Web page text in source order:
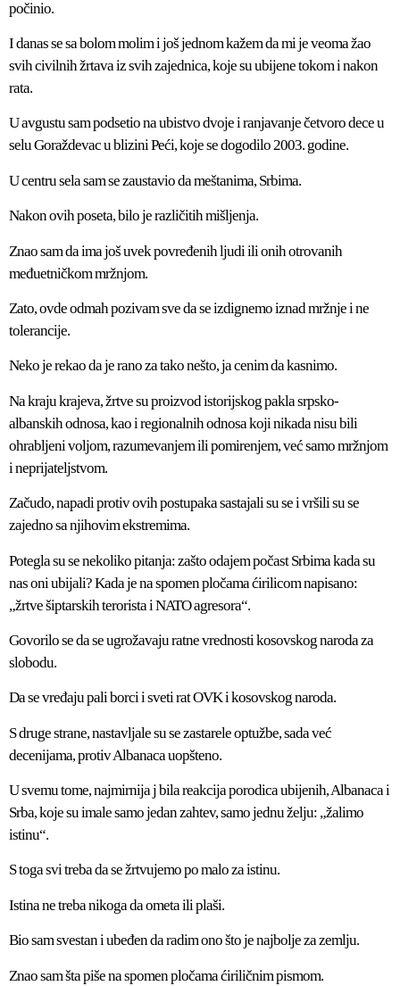
počinio.
I danas se sa bolom molim i još jednom kažem da mi je veoma žao
svih civilnih žrtava iz svih zajednica, koje su ubijene tokom i nakon
rata.
U avgustu sam podsetio na ubistvo dvoje i ranjavanje četvoro dece u
selu Goraždevac u blizini Peći, koje se dogodilo 2003. godine.
U centru sela sam se zaustavio da meštanima, Srbima.
Nakon ovih poseta, bilo je različitih mišljenja.
Znao sam da ima još uvek povređenih ljudi ili onih otrovanih
međuetničkom mržnjom.
Zato, ovde odmah pozivam sve da se izdignemo iznad mržnje i ne
tolerancije.
Neko je rekao da je rano za tako nešto, ja cenim da kasnimo.
Na kraju krajeva, žrtve su proizvod istorijskog pakla srpsko-
albanskih odnosa, kao i regionalnih odnosa koji nikada nisu bili
ohrabljeni voljom, razumevanjem ili pomirenjem, već samo mržnjom
i neprijateljstvom.
Začudo, napadi protiv ovih postupaka sastajali su se i vršili su se
zajedno sa njihovim ekstremima.
Potegla su se nekoliko pitanja: zašto odajem počast Srbima kada su
nas oni ubijali? Kada je na spomen pločama ćirilicom napisano:
„žrtve šiptarskih terorista i NATO agresora“.
Govorilo se da se ugrožavaju ratne vrednosti kosovskog naroda za
slobodu.
Da se vređaju pali borci i sveti rat OVK i kosovskog naroda.
S druge strane, nastavljale su se zastarele optužbe, sada već
decenijama, protiv Albanaca uopšteno.
U svemu tome, najmirnija j bila reakcija porodica ubijenih, Albanaca i
Srba, koje su imale samo jedan zahtev, samo jednu želju: „žalimo
istinu“.
S toga svi treba da se žrtvujemo po malo za istinu.
Istina ne treba nikoga da ometa ili plaši.
Bio sam svestan i ubeđen da radim ono što je najbolje za zemlju.
Znao sam šta piše na spomen pločama ćiriličnim pismom.